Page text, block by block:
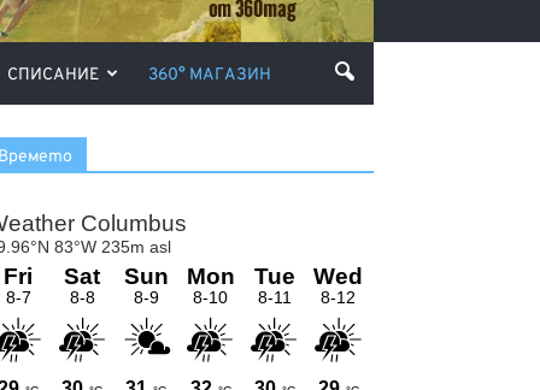
СПИСАНИЕ 360° МАГАЗИН